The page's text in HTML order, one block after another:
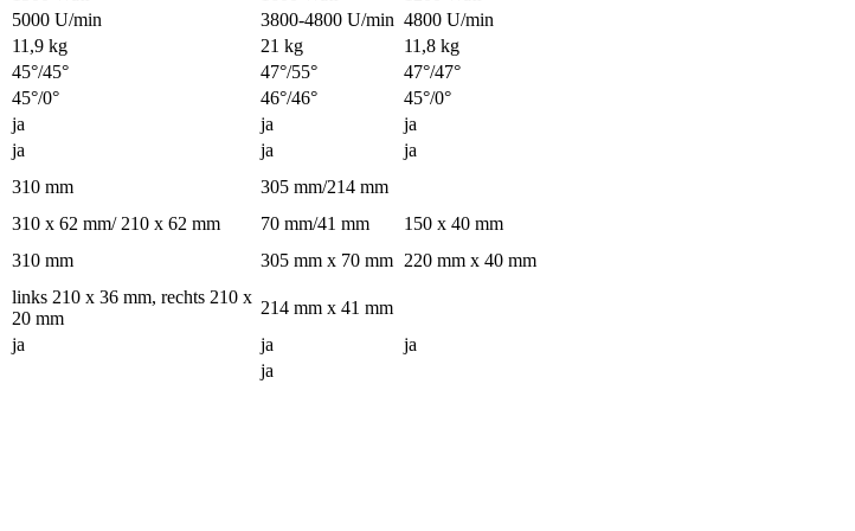
5000 U/min 3800-4800 U/min 4800 U/min
11,9 kg 21 kg
11,8 kg
45°/45° 47°/55°
47°/47°
45°/0° 46°/46°
45°/0°
ja ja
ja
ja ja
ja
310 mm
305 mm/214 mm
310 x 62 mm/ 210 x 62 mm 70 mm/41 mm
150 x 40 mm
310 mm 305 mm x 70 mm 220 mm x 40 mm
links 210 x 36 mm, rechts 210 x
20 mm
214 mm x 41 mm
ja ja
ja
ja